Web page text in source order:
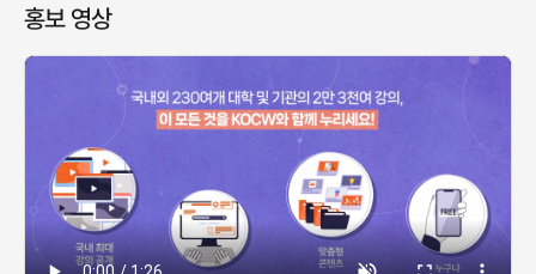
홍보 영상